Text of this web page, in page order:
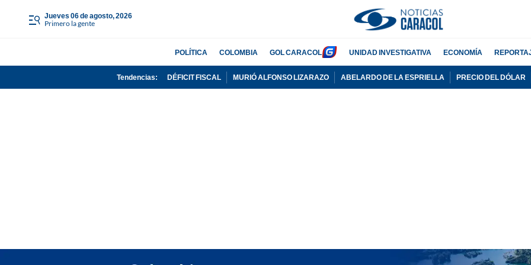
jueves 06 de agosto, 2026
Primero la gente
POLÍTICA COLOMBIA GOL CARACOL UNIDAD INVESTIGATIVA ECONOMÍA
Tendencias: DÉFICIT FISCAL MURIÓ ALFONSO LIZARAZO ABELARDO DE LA ESPRIELLA PRECIO DEL DÓLAR